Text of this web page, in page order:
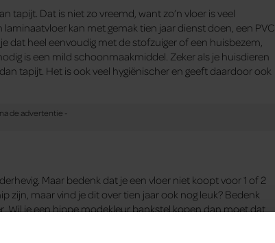
tapijt. Dat is niet zo vreemd, want zo’n vloer is veel
kan met gemak tien jaar dienst doen, een PVC
dat heel eenvoudig met de stofzuiger of een huisbezem,
is een mild schoonmaakmiddel. Zeker als je huisdieren
tapijt. Het is ook veel hygiënischer en geeft daardoor ook
Maar bedenk dat je een vloer niet koopt voor 1 of 2
zijn, maar vind je dit over tien jaar ook nog leuk? Bedenk
Wil je een hippe modekleur bankstel kopen dan moet dat
toch liever voor een neutrale kleur zodat ze niet in de